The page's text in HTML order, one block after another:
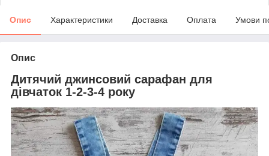
Опис Характеристики Доставка Оплата Умови
Опис
Дитячий джинсовий сарафан для
дівчаток 1-2-3-4 року